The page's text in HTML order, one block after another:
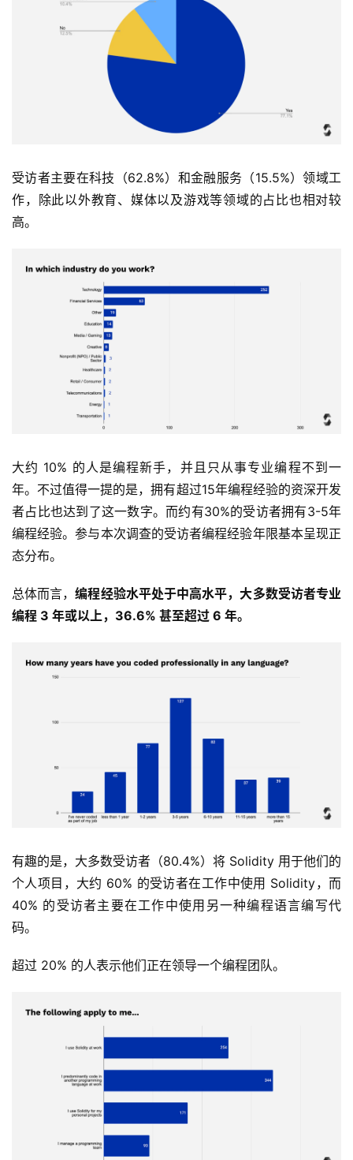
受访者主要在科技（62.8%）和金融服务（15.5%）领域工
作，除此以外教育、媒体以及游戏等领域的占比也相对较
高。
大约 10% 的人是编程新手，并且只从事专业编程不到一
年。不过值得一提的是，拥有超过15年编程经验的资深开发
者占比也达到了这一数字。而约有30%的受访者拥有3-5年
编程经验。参与本次调查的受访者编程经验年限基本呈现正
态分布。
总体而言，编程经验水平处于中高水平，大多数受访者专业
编程 3 年或以上，36.6% 甚至超过 6 年。
有趣的是，大多数受访者（80.4%）将 Solidity 用于他们的
个人项目，大约 60% 的受访者在工作中使用 Solidity，而
40% 的受访者主要在工作中使用另一种编程语言编写代
码。
超过 20% 的人表示他们正在领导一个编程团队。